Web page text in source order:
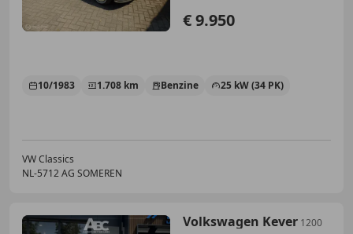
€ 9.950
10/1983 1.708 km Benzine 25 kW (34 PK)
VW Classics
NL-5712 AG SOMEREN
Volkswagen Kever 1200